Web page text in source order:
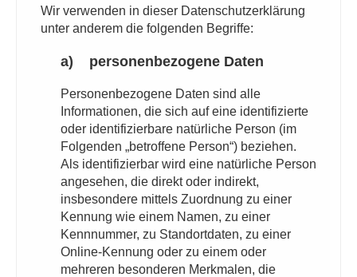
Wir verwenden in dieser Datenschutzerklärung
unter anderem die folgenden Begriffe:
a) personenbezogene Daten
Personenbezogene Daten sind alle
Informationen, die sich auf eine identifizierte
oder identifizierbare natürliche Person (im
Folgenden „betroffene Person“) beziehen.
Als identifizierbar wird eine natürliche Person
angesehen, die direkt oder indirekt,
insbesondere mittels Zuordnung zu einer
Kennung wie einem Namen, zu einer
Kennnummer, zu Standortdaten, zu einer
Online-Kennung oder zu einem oder
mehreren besonderen Merkmalen, die